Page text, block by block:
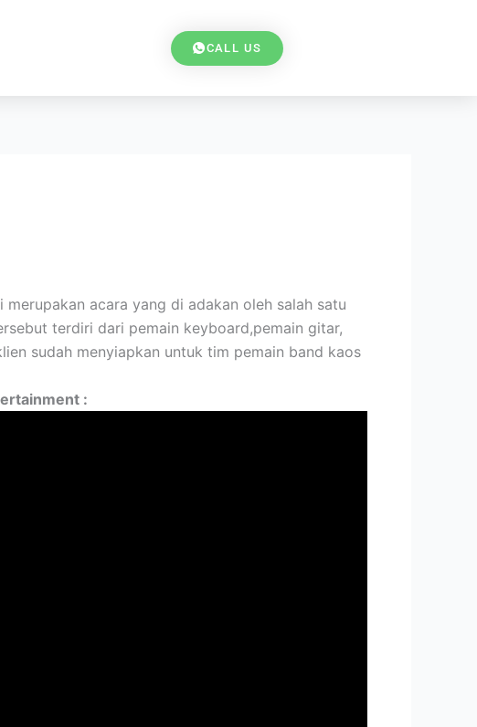
CALL US
acara yang di adakan oleh salah satu
terdiri dari pemain keyboard,pemain gitar,
sudah menyiapkan untuk tim pemain band kaos
: